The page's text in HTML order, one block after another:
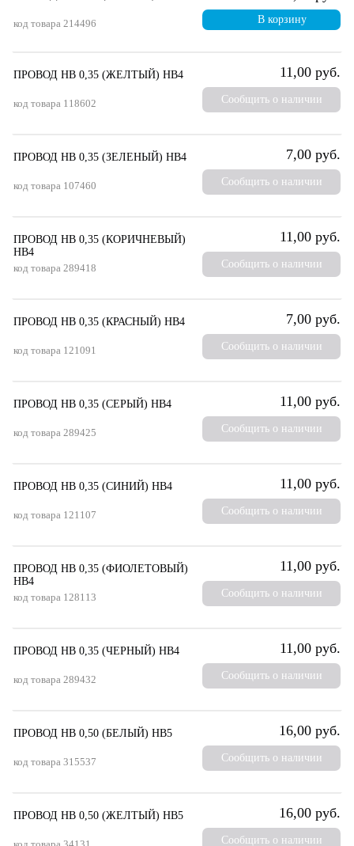
код товара 214496 В корзину
ПРОВОД НВ 0,35 (ЖЕЛТЫЙ) НВ4
код товара 118602
11,00 руб.
Сообщить о наличии
ПРОВОД НВ 0,35 (ЗЕЛЕНЫЙ) НВ4
код товара 107460
7,00 руб.
Сообщить о наличии
ПРОВОД НВ 0,35 (КОРИЧНЕВЫЙ)
НВ4
код товара 289418
11,00 руб.
Сообщить о наличии
ПРОВОД НВ 0,35 (КРАСНЫЙ) НВ4
код товара 121091
7,00 руб.
Сообщить о наличии
ПРОВОД НВ 0,35 (СЕРЫЙ) НВ4
код товара 289425
11,00 руб.
Сообщить о наличии
ПРОВОД НВ 0,35 (СИНИЙ) НВ4
код товара 121107
11,00 руб.
Сообщить о наличии
ПРОВОД НВ 0,35 (ФИОЛЕТОВЫЙ)
НВ4
код товара 128113
11,00 руб.
Сообщить о наличии
ПРОВОД НВ 0,35 (ЧЕРНЫЙ) НВ4
код товара 289432
11,00 руб.
Сообщить о наличии
ПРОВОД НВ 0,50 (БЕЛЫЙ) НВ5
код товара 315537
16,00 руб.
Сообщить о наличии
ПРОВОД НВ 0,50 (ЖЕЛТЫЙ) НВ5 16,00 руб.
Сообщить о наличии